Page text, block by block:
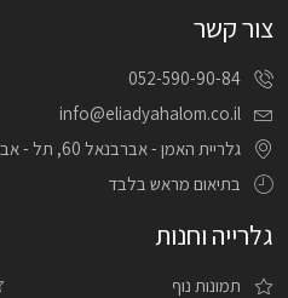
צור קשר
052-590-90-84
info@eliadyahalom.co.il
גלריית האמן - אברבנאל 60, תל - אביב
בתיאום מראש בלבד
גלרייה וחנות
תמונות נוף